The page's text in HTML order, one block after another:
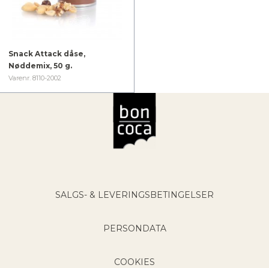
Varenr. 8110-2002
Snack Attack dåse,
Nøddemix, 50 g.
SALGS- & LEVERINGSBETINGELSER
PERSONDATA
COOKIES